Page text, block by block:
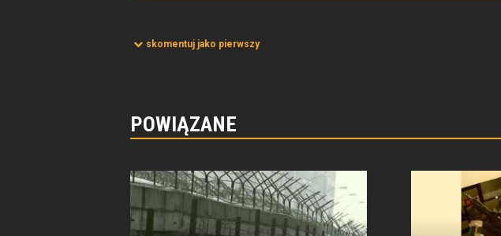
skomentuj jako pierwszy
POWIĄZANE